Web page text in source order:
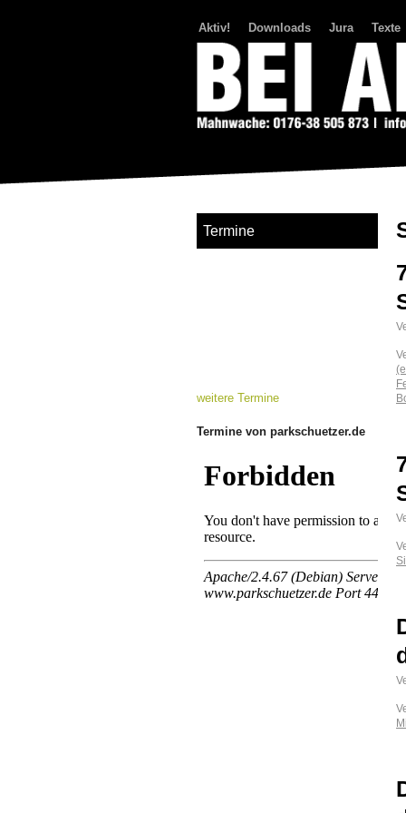
Aktiv! Downloads Jura Texte
Termine
weitere Termine
Termine von parkschuetzer.de